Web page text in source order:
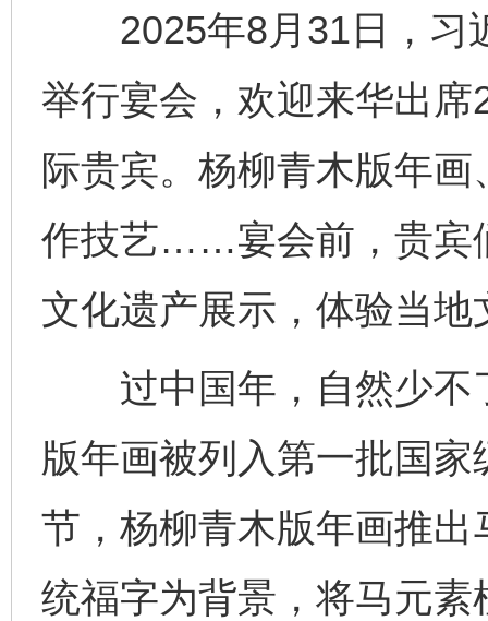
2025年8月31日，习
举行宴会，欢迎来华出
际贵宾。杨柳青木版年
作技艺……宴会前，贵宾
文化遗产展示，体验当
过中国年，自然少不
版年画被列入第一批国
节，杨柳青木版年画推
统福字为背景，将马元